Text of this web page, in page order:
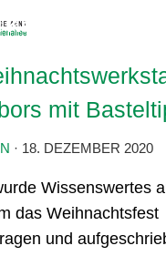
mit
· 18. DEZEMBER 2020
Wissenswertes
das Weihnachtsfest
und